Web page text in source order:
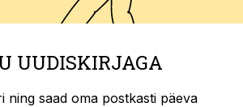
UUDISKIRJAGA
ning saad oma postkasti päeva